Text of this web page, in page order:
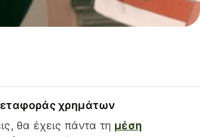
χρημάτων
θα έχεις πάντα τη μέση